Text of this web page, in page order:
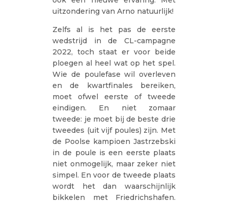
uitzondering van Arno natuurlijk!
Zelfs al is het pas de eerste
wedstrijd in de CL-campagne
2022, toch staat er voor beide
ploegen al heel wat op het spel.
Wie de poulefase wil overleven
en de kwartfinales bereiken,
moet ofwel eerste of tweede
eindigen. En niet zomaar
tweede: je moet bij de beste drie
tweedes (uit vijf poules) zijn. Met
de Poolse kampioen Jastrzebski
in de poule is een eerste plaats
niet onmogelijk, maar zeker niet
simpel. En voor de tweede plaats
wordt het dan waarschijnlijk
bikkelen met Friedrichshafen.